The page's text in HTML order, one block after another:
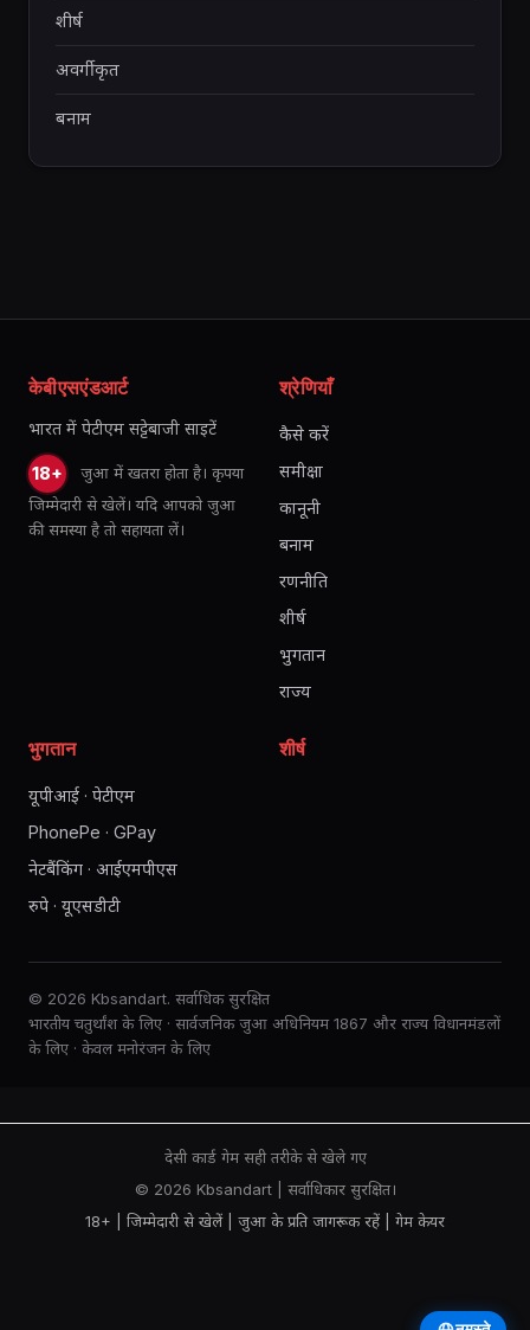
शीर्ष
अवर्गीकृत
बनाम
केबीएसएंडआर्ट
भारत में पेटीएम सट्टेबाजी साइटें
18+
जुआ में खतरा होता है। कृपया
जिम्मेदारी से खेलें। यदि आपको जुआ
की समस्या है तो सहायता लें।
श्रेणियाँ
कैसे करें
समीक्षा
कानूनी
बनाम
रणनीति
शीर्ष
भुगतान
राज्य
भुगतान
यूपीआई · पेटीएम
PhonePe · GPay
नेटबैंकिंग · आईएमपीएस
रुपे · यूएसडीटी
शीर्ष
© 2026 Kbsandart. सर्वाधिक सुरक्षित
भारतीय चतुर्थांश के लिए · सार्वजनिक जुआ अधिनियम 1867 और राज्य विधानमंडलों
के लिए · केवल मनोरंजन के लिए
देसी कार्ड गेम सही तरीके से खेले गए
© 2026 Kbsandart | सर्वाधिकार सुरक्षित।
18+ | जिम्मेदारी से खेलें | जुआ के प्रति जागरूक रहें| गेम केयर